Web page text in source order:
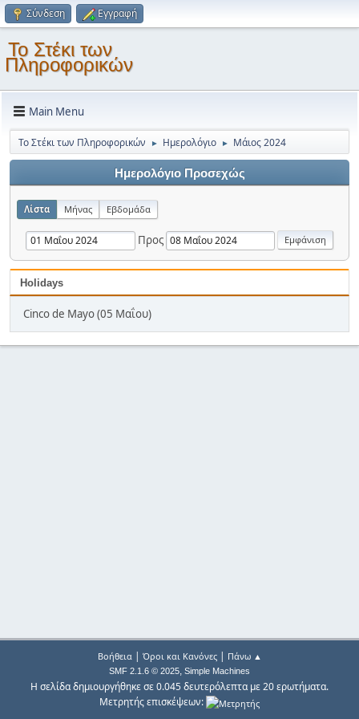
Σύνδεση Εγγραφή
Το Στέκι των
Πληροφορικών
Main Menu
Το Στέκι των Πληροφορικών ► Ημερολόγιο ► Μάιος 2024
Ημερολόγιο Προσεχώς
Λίστα Μήνας Εβδομάδα
Προς
Holidays
Cinco de Mayo (05 Μαΐου)
Βοήθεια| Όροι και Κανόνες| Πάνω ▲
SMF 2.1.6 © 2025, Simple Machines
Η σελίδα δημιουργήθηκε σε 0.045 δευτερόλεπτα με 20 ερωτήματα.
Μετρητής επισκέψεων: